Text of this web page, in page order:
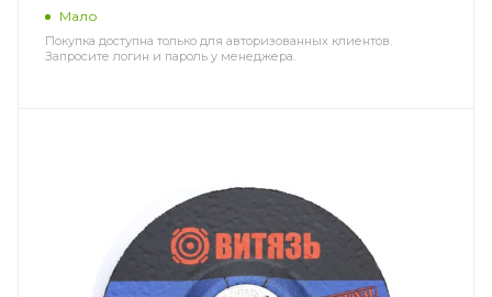
Мало
Покупка доступна только для авторизованных клиентов.
Запросите логин и пароль у менеджера.